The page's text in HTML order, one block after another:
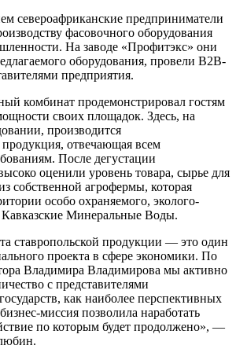
североафриканские предприниматели
фасовочного оборудования
На заводе «Профитэкс» они
оборудования, провели B2B-
предприятия.
комбинат продемонстрировал гостям
своих площадок. Здесь, на
производится
продукция, отвечающая всем
После дегустации
оценили уровень товара, сырье для
собственной агрофермы, которая
особо охраняемого, эколого-
Кавказские Минеральные Воды.
ставропольской продукции — это один
проекта в сфере экономики. По
Владимира Владимирова мы активно
с представителями
как наиболее перспективных
миссия позволила наработать
по которым будет продолжено», —